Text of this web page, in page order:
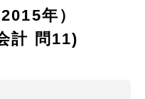
年）
計 問11)